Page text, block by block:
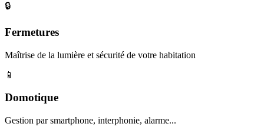
🔒
Fermetures
Maîtrise de la lumière et sécurité de votre habitation
📱
Domotique
Gestion par smartphone, interphonie, alarme...